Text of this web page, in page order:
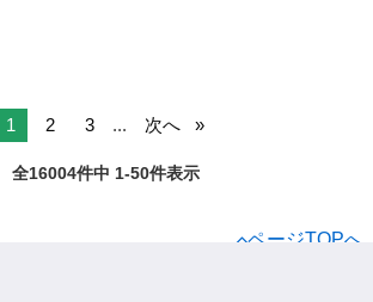
1 2 3 ... 次へ
全16004件中 1-50件表示
ページTOPへ